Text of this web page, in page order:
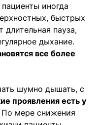
иногда
быстрых
длительная пауза,
дыхание.
все более
шумно дышать, с
проявления есть у
По мере снижения